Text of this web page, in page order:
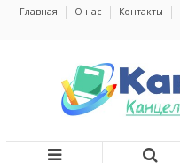
Главная О нас Контакты